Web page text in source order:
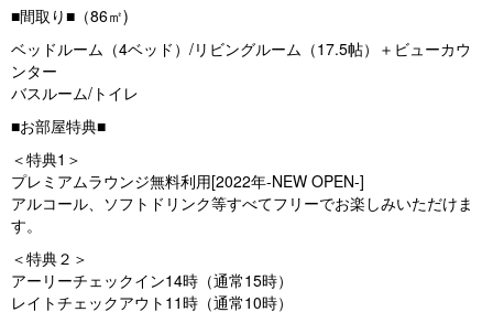
■間取り■（86㎡)
ベッドルーム（4ベッド）/リビングルーム（17.5帖）＋ビューカウ
ンター
バスルーム/トイレ
■お部屋特典■
＜特典1＞
プレミアムラウンジ無料利用[2022年-NEW OPEN-]
アルコール、ソフトドリンク等すべてフリーでお楽しみいただけま
す。
＜特典２＞
アーリーチェックイン14時（通常15時）
レイトチェックアウト11時（通常10時）